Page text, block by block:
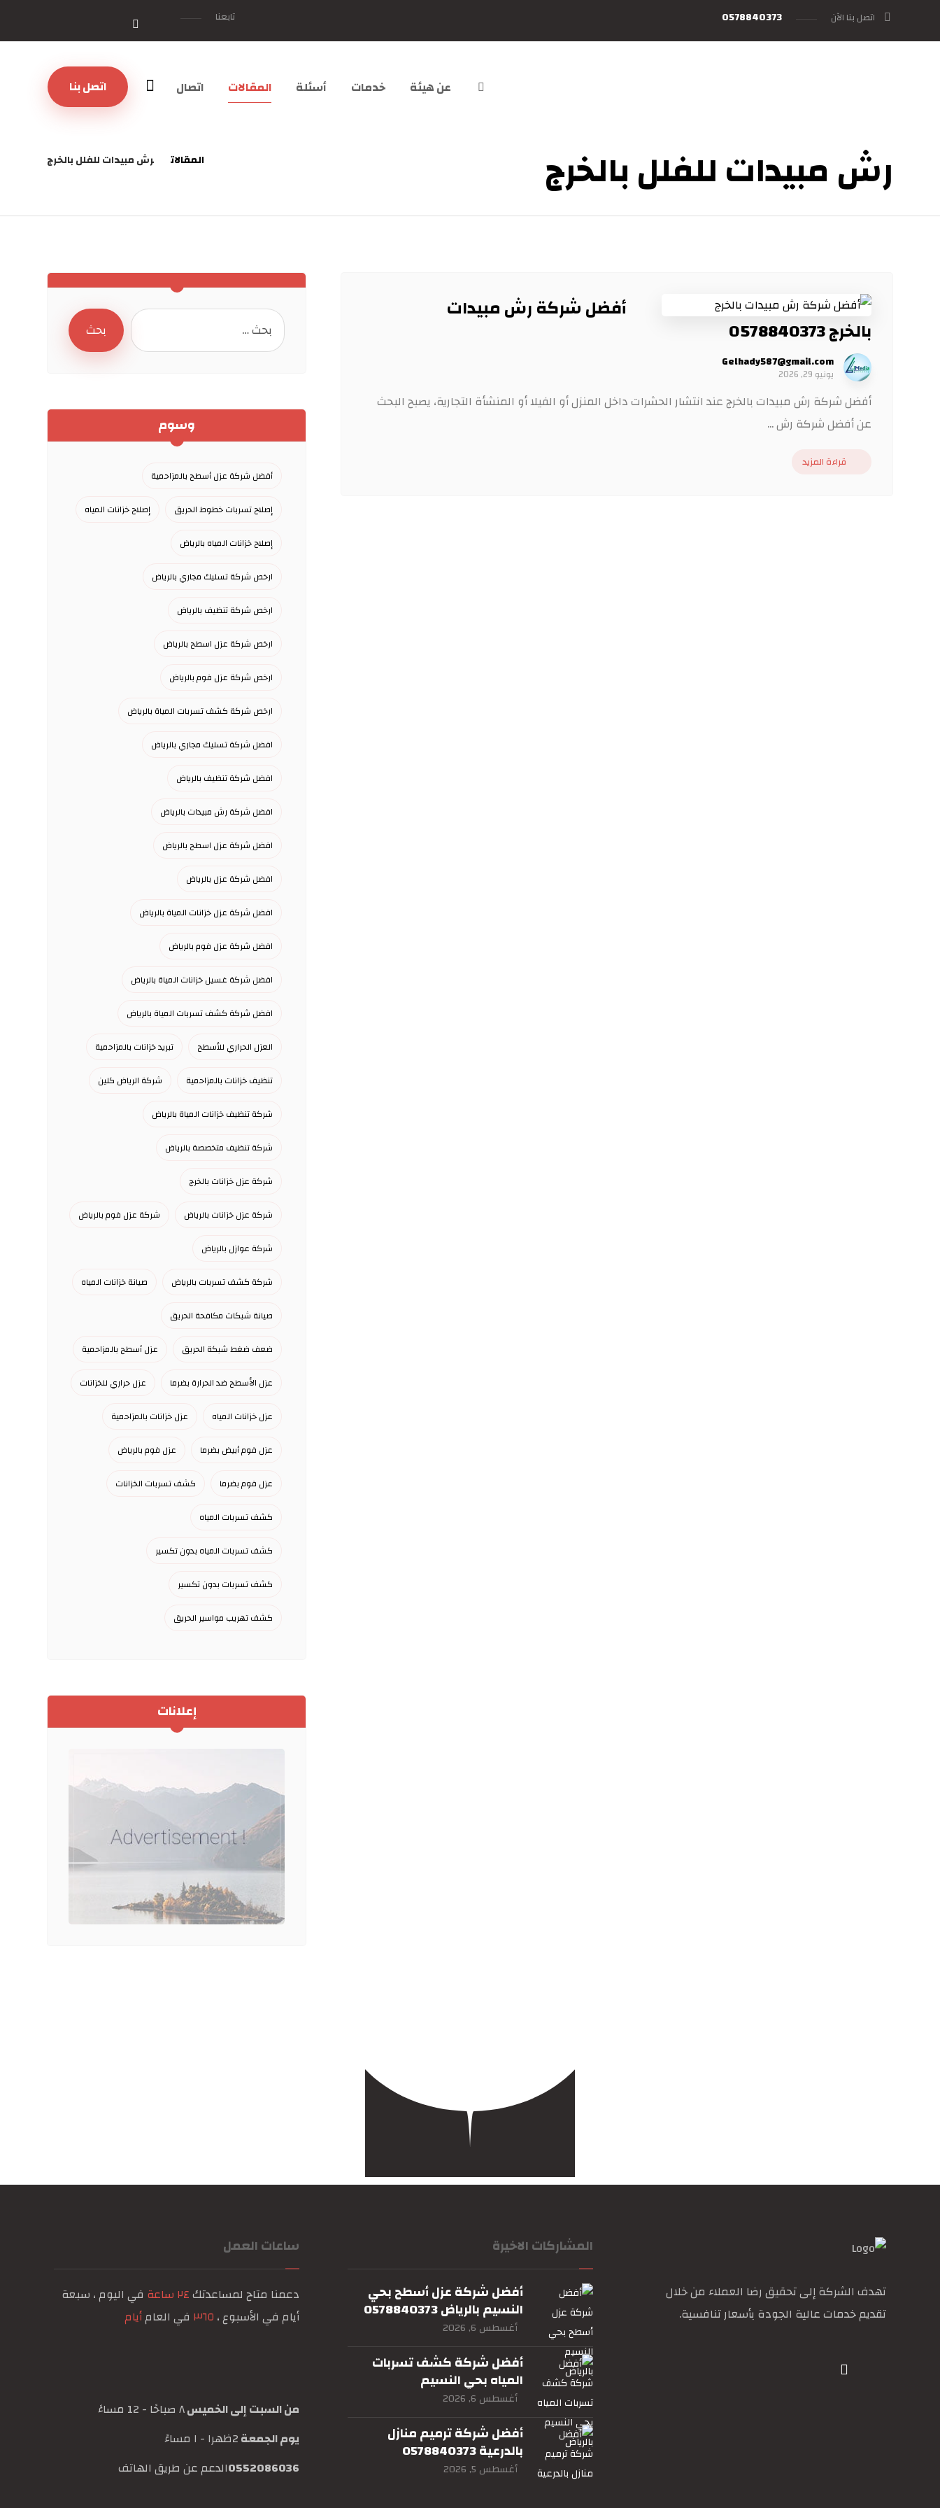
اتصل بنا الآن 0578840373 تابعنا
اتصل بنا عن هيئة خدمات أسئلة المقالات اتصال
رش مبيدات للفلل بالخرج المقالات رش مبيدات للفلل بالخرج
أفضل شركة رش مبيدات
بالخرج 0578840373
Gelhady587@gmail.com
يونيو 29, 2026
أفضل شركة رش مبيدات بالخرج عند انتشار الحشرات داخل المنزل أو الفيلا أو المنشأة التجارية، يصبح البحث
عن أفضل شركة رش ...
قراءة المزيد
وسوم
أفضل شركة عزل أسطح بالمزاحمية
إصلاح تسربات خطوط الحريق إصلاح خزانات المياه
إصلاح خزانات المياه بالرياض
ارخص شركة تسليك مجاري بالرياض
ارخص شركة تنظيف بالرياض
ارخص شركة عزل اسطح بالرياض
ارخص شركة عزل فوم بالرياض
ارخص شركة كشف تسربات المياة بالرياض
افضل شركة تسليك مجاري بالرياض
افضل شركة تنظيف بالرياض
افضل شركة رش مبيدات بالرياض
افضل شركة عزل اسطح بالرياض
افضل شركة عزل بالرياض
افضل شركة عزل خزانات المياة بالرياض
افضل شركة عزل فوم بالرياض
افضل شركة غسيل خزانات المياة بالرياض
افضل شركة كشف تسربات المياة بالرياض
العزل الحراري للأسطح تبريد خزانات بالمزاحمية
تنظيف خزانات بالمزاحمية شركة الرياض كلين
شركة تنظيف خزانات المياة بالرياض
شركة تنظيف متخصصة بالرياض
شركة عزل خزانات بالخرج
شركة عزل خزانات بالرياض شركة عزل فوم بالرياض
شركة عوازل بالرياض
شركة كشف تسربات بالرياض صيانة خزانات المياه
صيانة شبكات مكافحة الحريق
ضعف ضغط شبكة الحريق عزل أسطح بالمزاحمية
عزل الأسطح ضد الحرارة بضرما عزل حراري للخزانات
عزل خزانات المياه عزل خزانات بالمزاحمية
عزل فوم أبيض بضرما عزل فوم بالرياض
عزل فوم بضرما كشف تسربات الخزانات
كشف تسربات المياه
كشف تسربات المياه بدون تكسير
كشف تسربات بدون تكسير
كشف تهريب مواسير الحريق
إعلانات
تهدف الشركة إلى تحقيق رضا العملاء من خلال
تقديم خدمات عالية الجودة بأسعار تنافسية.
المشاركات الاخيرة
أفضل شركة عزل أسطح بحي
النسيم بالرياض 0578840373
أغسطس 6, 2026
أفضل شركة كشف تسربات
المياه بحي النسيم
بالرياض0578840373
أغسطس 6, 2026
أفضل شركة ترميم منازل
بالدرعية 0578840373
أغسطس 5, 2026
ساعات العمل
دعمنا متاح لمساعدتك٢٤ ساعة
في اليوم ، سبعة
أيام في الأسبوع ، ٣٦٥ في العامأيام
من السبت إلى الخميس٨ صباحًا - 12 مساءً
يوم الجمعة2ظهرا - ١ مساءً
0552086036الدعم عن طريق الهاتف